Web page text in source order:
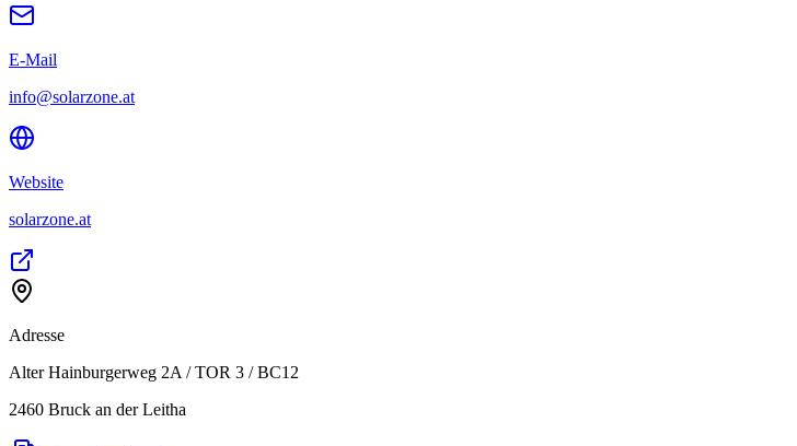
E-Mail
info@solarzone.at
Website
solarzone.at
Adresse
Alter Hainburgerweg 2A / TOR 3 / BC12
2460 Bruck an der Leitha